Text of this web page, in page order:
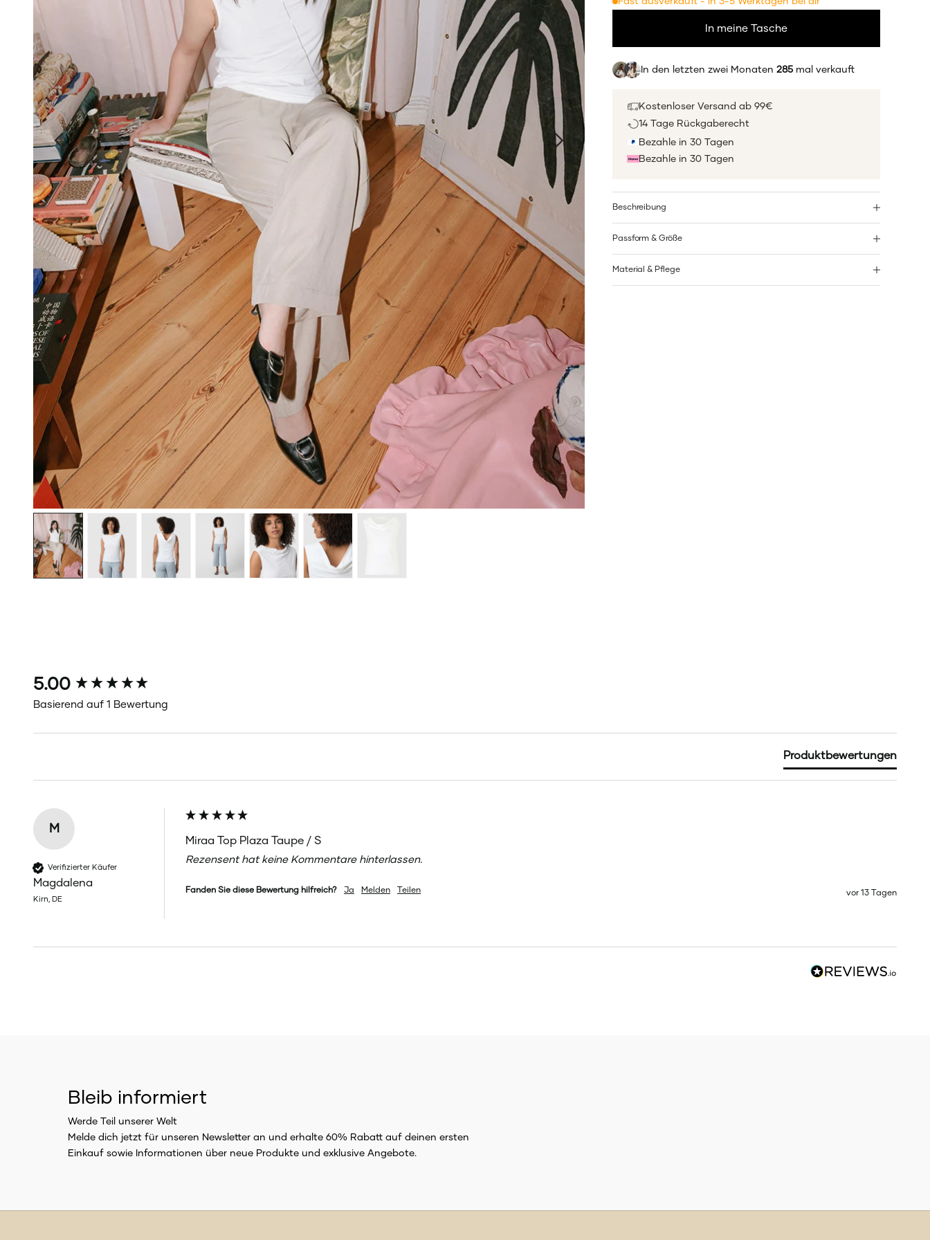
In meine Tasche
In den letzten zwei Monaten285 mal verkauft
Kostenloser Versand ab 99€
14 Tage Rückgaberecht
Bezahle in 30 Tagen
Bezahle in 30 Tagen
Beschreibung
Passform & Größe
Material & Pflege
5.00
Basierend auf 1 Bewertung
Produktbewertungen
M
Verifizierter Käufer
Magdalena
Kirn, DE
Miraa Top Plaza Taupe / S
Rezensent hat keine Kommentare hinterlassen.
Fanden Sie diese Bewertung hilfreich? Ja Melden Teilen vor 13 Tagen
New content loaded
Bleib informiert
Werde Teil unserer Welt
Melde dich jetzt für unseren Newsletter an und erhalte 60% Rabatt auf deinen ersten
Einkauf sowie Informationen über neue Produkte und exklusive Angebote.